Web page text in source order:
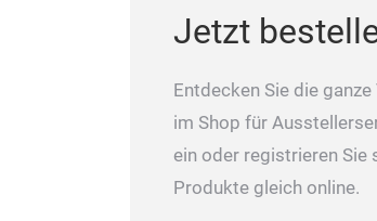
Jetzt
Entdecken Sie die
im Shop für
ein oder registrieren Sie
Produkte gleich online.